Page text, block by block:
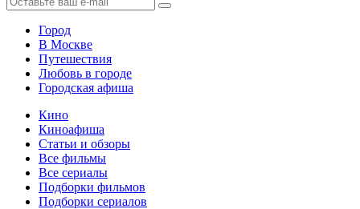
Город
В Москве
Путешествия
Любовь в городе
Городская афиша
Кино
Киноафиша
Статьи и обзоры
Все фильмы
Все сериалы
Подборки фильмов
Подборки сериалов